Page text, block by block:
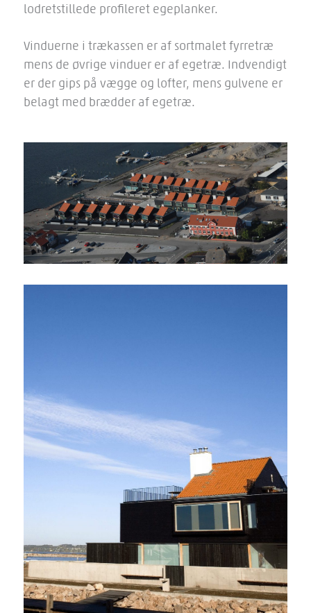
lodretstillede profileret egeplanker.
Vinduerne i trækassen er af sortmalet fyrretræ
mens de øvrige vinduer er af egetræ. Indvendigt
er der gips på vægge og lofter, mens gulvene er
belagt med brædder af egetræ.